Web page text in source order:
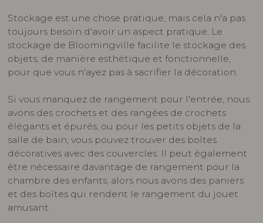
Stockage est une chose pratique, mais cela n'a pas
toujours besoin d'avoir un aspect pratique. Le
stockage de Bloomingville facilite le stockage des
objets, de manière esthétique et fonctionnelle,
pour que vous n'ayez pas à sacrifier la décoration.
Si vous manquez de rangement pour l'entrée, nous
avons des crochets et des rangées de crochets
élégants et épurés, ou pour les petits objets de la
salle de bain, vous pouvez trouver des boîtes
décoratives avec des couvercles. Il peut également
être nécessaire davantage de rangement pour la
chambre des enfants, alors nous avons des paniers
et des boîtes qui rendent le rangement du jouet
amusant.